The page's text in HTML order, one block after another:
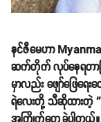
နင်ဇီမေဟာ
ဆက်တိုက် လုပ်နေရတာဖ
မှာလည်း ဖျော်ဖြေရ
ရဲလေးတို့ သီဆိုထားတဲ့